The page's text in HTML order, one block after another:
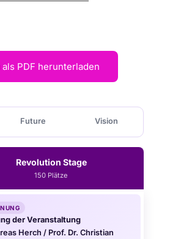
als PDF herunterladen
Future Vision
Revolution Stage
150 Plätze
der Veranstaltung
Herch / Prof. Dr. Christian